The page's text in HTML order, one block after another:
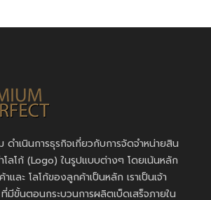
ดำเนินการธุรกิจเกี่ยวกับการจัดจำหน่ายสิน
ลโก้ (Logo) ในรูปแบบต่างๆ โดยเน้นหลัก
และ โลโก้ของลูกค้าเป็นหลัก เราเป็นเจ้า
ที่มีขั้นตอนกระบวนการผลิตเบ็ดเสร็จภายใน